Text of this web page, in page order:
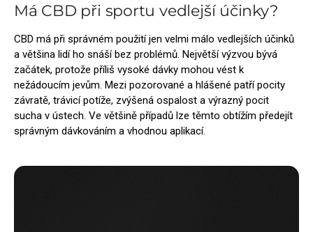
Má CBD při sportu vedlejší účinky?
CBD má při správném použití jen velmi málo vedlejších účinků
a většina lidí ho snáší bez problémů. Největší výzvou bývá
začátek, protože příliš vysoké dávky mohou vést k
nežádoucím jevům. Mezi pozorované a hlášené patří pocity
závratě, trávicí potíže, zvýšená ospalost a výrazný pocit
sucha v ústech. Ve většině případů lze těmto obtížím předejít
správným dávkováním a vhodnou aplikací.